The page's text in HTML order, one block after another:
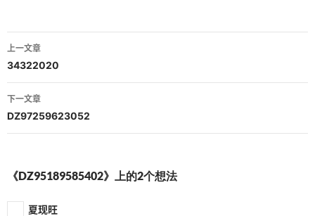
文
章
导
航
上一文章
34322020
下一文章
DZ97259623052
《DZ95189585402》上的2个想法
夏现旺